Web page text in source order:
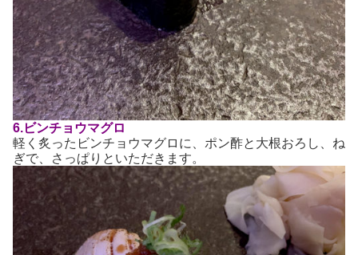
6.ビンチョウマグロ
軽く炙ったビンチョウマグロに、ポン酢と大根おろし、ね
ぎで、さっぱりといただきます。